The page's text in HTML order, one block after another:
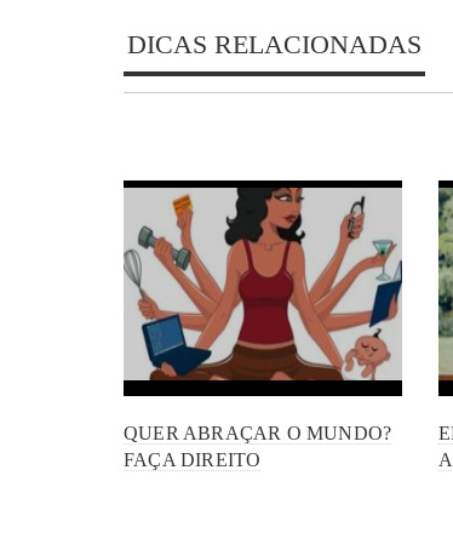
DICAS RELACIONADAS
QUER ABRAÇAR O MUNDO?
FAÇA DIREITO